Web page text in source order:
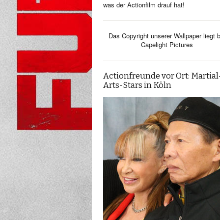
was der Actionfilm drauf hat!
Das Copyright unserer Wallpaper liegt
Capelight Pictures
Actionfreunde vor Ort:
Arts-Stars in Köln